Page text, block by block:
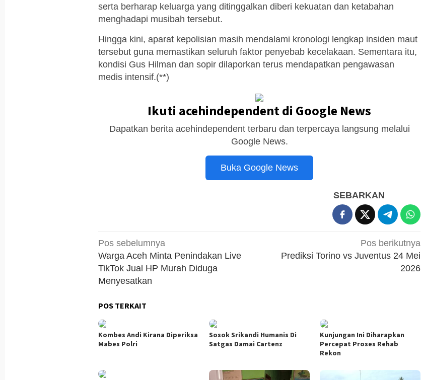
serta berharap keluarga yang ditinggalkan diberi kekuatan dan ketabahan
menghadapi musibah tersebut.
Hingga kini, aparat kepolisian masih mendalami kronologi lengkap insiden maut
tersebut guna memastikan seluruh faktor penyebab kecelakaan. Sementara itu,
kondisi Gus Hilman dan sopir dilaporkan terus mendapatkan pengawasan
medis intensif.(**)
Ikuti acehindependent di Google News
Dapatkan berita acehindependent terbaru dan terpercaya langsung melalui
Google News.
Buka Google News
SEBARKAN
Navigasi
pos
Pos sebelumnya
Warga Aceh Minta Penindakan Live
TikTok Jual HP Murah Diduga
Menyesatkan
Pos berikutnya
Prediksi Torino vs Juventus 24 Mei
2026
POS TERKAIT
Kombes Andi Kirana Diperiksa
Mabes Polri
Sosok Srikandi Humanis Di
Satgas Damai Cartenz
Kunjungan Ini Diharapkan
Percepat Proses Rehab
Rekon